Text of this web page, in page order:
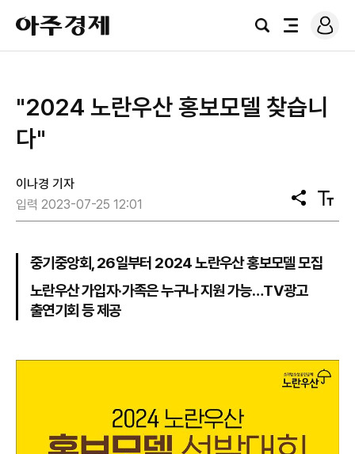
아
주
경
검
전
로
그
​"2024 노란우산 홍보모델 찾습니
다"
이나경 기자
입력 2023-07-25 12:01
공
유
텍
스
중기중앙회, 26일부터 2024 노란우산 홍보모델 모집
노란우산 가입자·가족은 누구나 지원 가능…TV광고
출연기회 등 제공